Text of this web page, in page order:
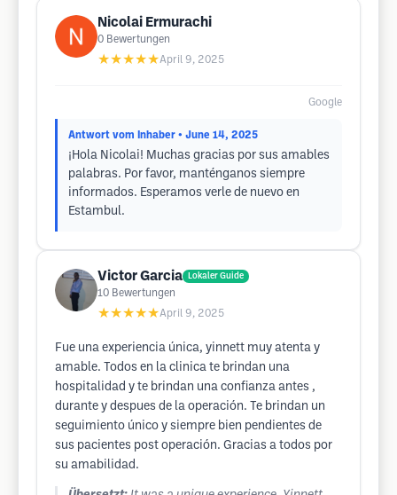
Nicolai Ermurachi
0 Bewertungen
★★★★★April 9, 2025
Google
Antwort vom Inhaber • June 14, 2025
¡Hola Nicolai! Muchas gracias por sus amables
palabras. Por favor, manténganos siempre
informados. Esperamos verle de nuevo en
Estambul.
Victor Garcia Lokaler Guide
10 Bewertungen
★★★★★April 9, 2025
Fue una experiencia única, yinnett muy atenta y
amable. Todos en la clinica te brindan una
hospitalidad y te brindan una confianza antes ,
durante y despues de la operación. Te brindan un
seguimiento único y siempre bien pendientes de
sus pacientes post operación. Gracias a todos por
su amabilidad.